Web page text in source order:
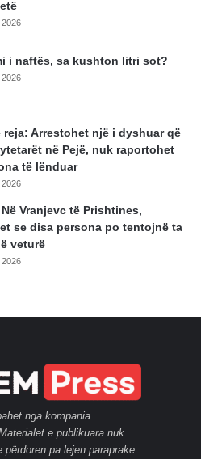
i naftës, sa kushton litri sot?
reja: Arrestohet një i dyshuar që
në Pejë, nuk raportohet
të lënduar
Vranjevc të Prishtines,
se disa persona po tentojnë ta
veturë
nga kompania
e publikuara nuk
përdoren pa lejen paraprake